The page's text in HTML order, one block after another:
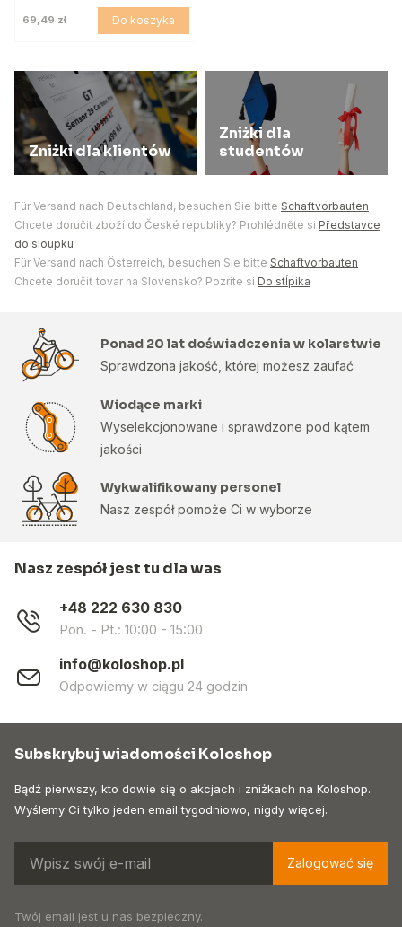
69,49 zł Do koszyka
Zniżki dla klientów
Zniżki dla
studentów
Für Versand nach Deutschland, besuchen Sie bitte Schaftvorbauten
Chcete doručit zboží do České republiky? Prohlédněte si Představce
do sloupku
Für Versand nach Österreich, besuchen Sie bitte Schaftvorbauten
Chcete doručiť tovar na Slovensko? Pozrite si Do stĺpika
Ponad 20 lat doświadczenia w kolarstwie
Sprawdzona jakość, której możesz zaufać
Wiodące marki
Wyselekcjonowane i sprawdzone pod kątem
jakości
Wykwalifikowany personel
Nasz zespół pomoże Ci w wyborze
Nasz zespół jest tu dla was
+48 222 630 830
Pon. - Pt.: 10:00 - 15:00
info@koloshop.pl
Odpowiemy w ciągu 24 godzin
Subskrybuj wiadomości Koloshop
Bądź pierwszy, kto dowie się o akcjach i zniżkach na Koloshop.
Wyślemy Ci tylko jeden email tygodniowo, nigdy więcej.
Zalogować się
Twój email jest u nas bezpieczny.